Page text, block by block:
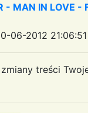
- MAN IN LOVE
06-2012
treści